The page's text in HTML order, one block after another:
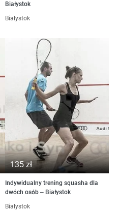
Białystok
Białystok
135 zł
Indywidualny trening squasha dla
dwóch osób – Białystok
Białystok